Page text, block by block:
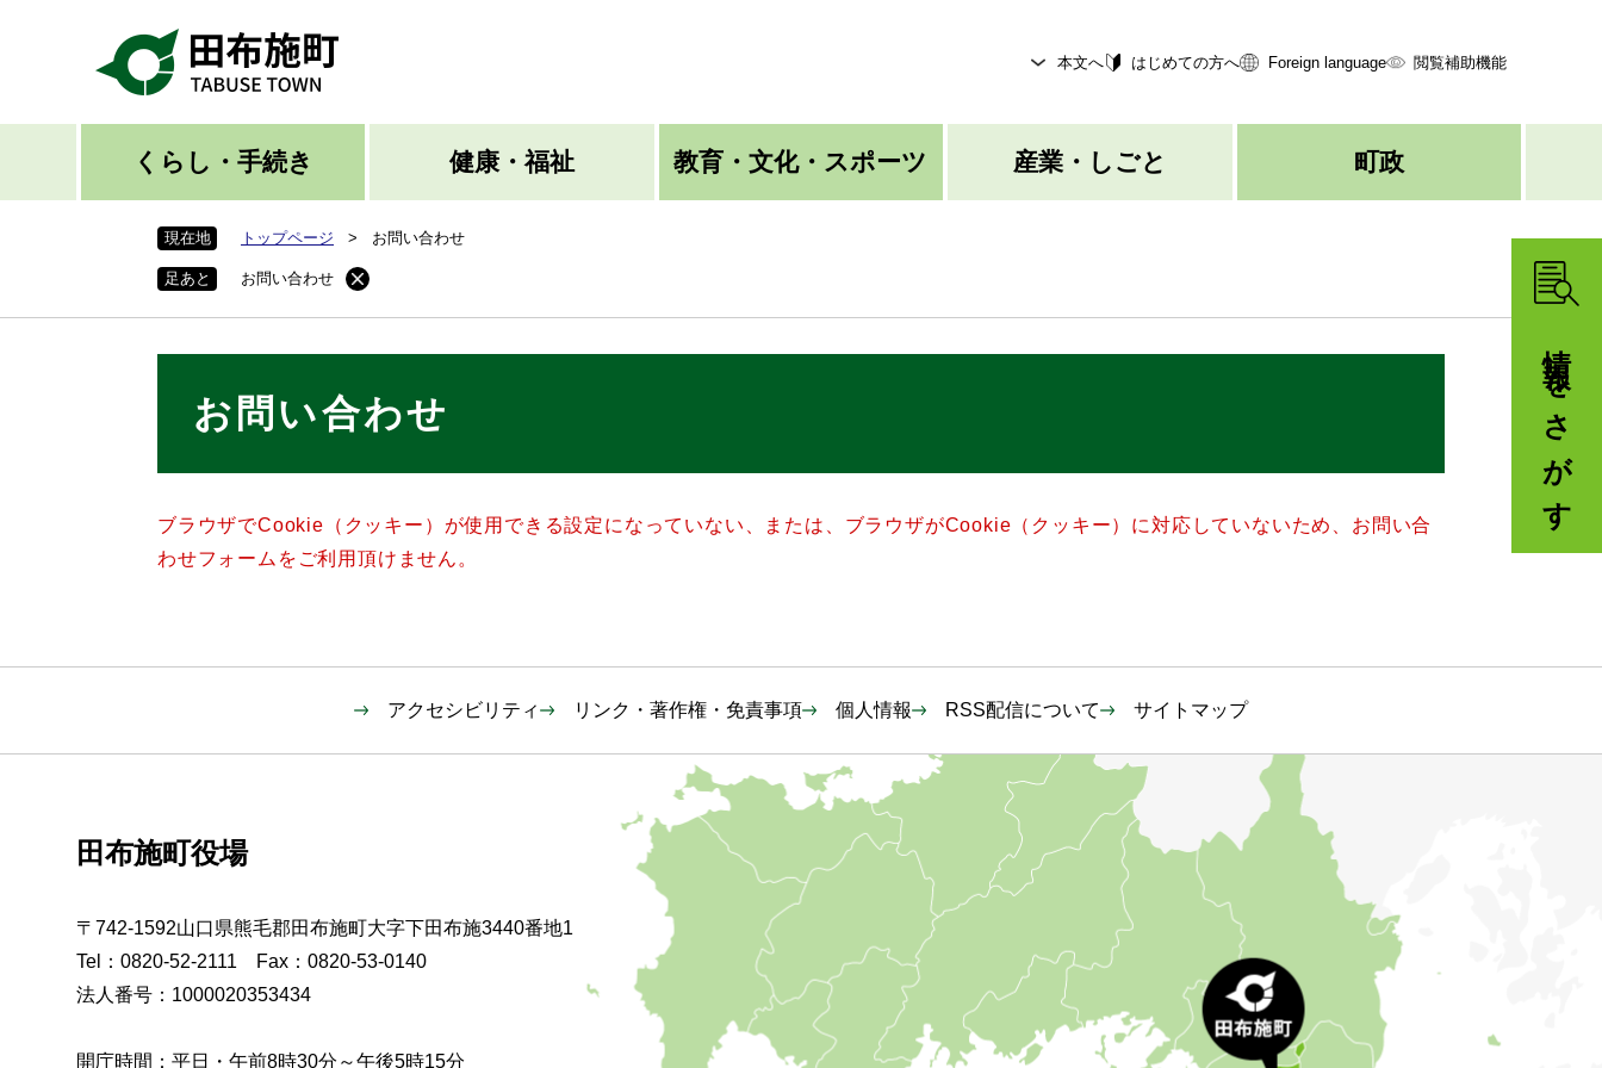
先
情報をさがす
本文へ はじめての方へ Foreign language 閲覧補助機能
くらし・手続き 健康・福祉 教育・文化・スポーツ 産業・しごと 町政
現在地 トップページ > お問い合わせ
足あと お問い合わせ
お問い合わせ
ブラウザでCookie（クッキー）が使用できる設定になっていない、または、ブラウザがCookie（クッキー）に対応していないため、お問い合
わせフォームをご利用頂けません。
アクセシビリティ リンク・著作権・免責事項 個人情報 RSS配信について サイトマップ
田布施町役場
〒742-1592山口県熊毛郡田布施町大字下田布施3440番地1
Tel：0820-52-2111 Fax：0820-53-0140
法人番号：1000020353434
開庁時間：平日・午前8時30分～午後5時15分